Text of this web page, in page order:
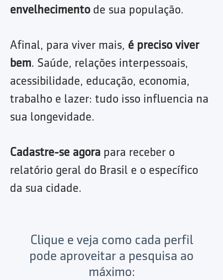
envelhecimento de sua população.
Afinal, para viver mais, é preciso viver
bem. Saúde, relações interpessoais,
acessibilidade, educação, economia,
trabalho e lazer: tudo isso influencia na
sua longevidade.
Cadastre-se agora para receber o
relatório geral do Brasil e o específico
da sua cidade.
Clique e veja como cada perfil
pode aproveitar a pesquisa ao
máximo: